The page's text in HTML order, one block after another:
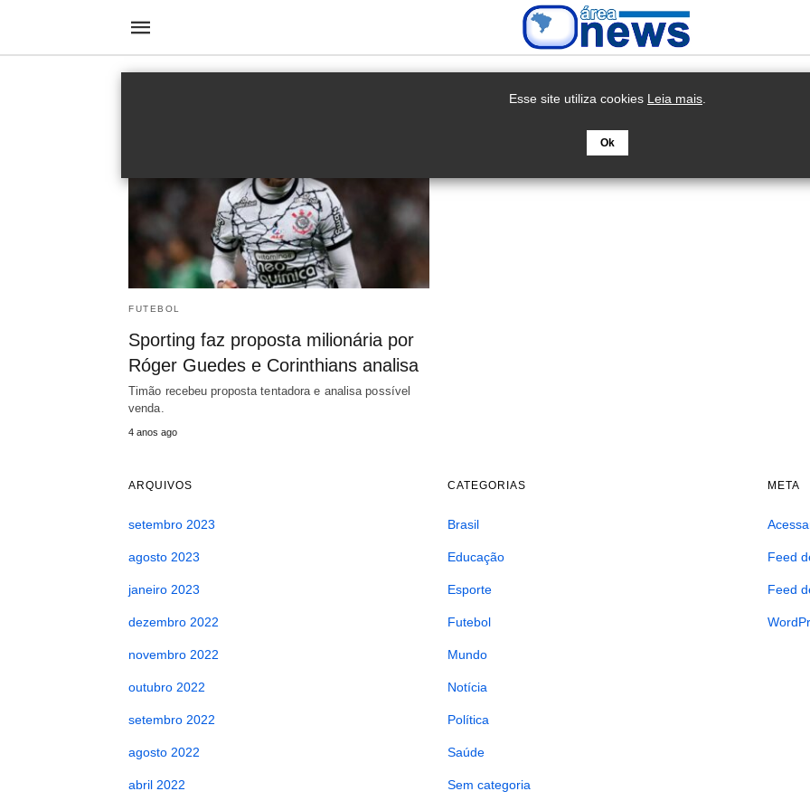
FUTEBOL
Sporting faz proposta milionária por
Róger Guedes e Corinthians analisa
Timão recebeu proposta tentadora e analisa possível
venda.
4 anos ago
ARQUIVOS
setembro 2023
agosto 2023
janeiro 2023
dezembro 2022
novembro 2022
outubro 2022
setembro 2022
agosto 2022
abril 2022
CATEGORIAS
Brasil
Educação
Esporte
Futebol
Mundo
Notícia
Política
Saúde
Sem categoria
META
Feed
Feed
Esse site utiliza cookies Leia mais
Ok